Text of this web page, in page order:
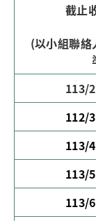
截止
(以小組聯
113/
112/
113/
113/
113/